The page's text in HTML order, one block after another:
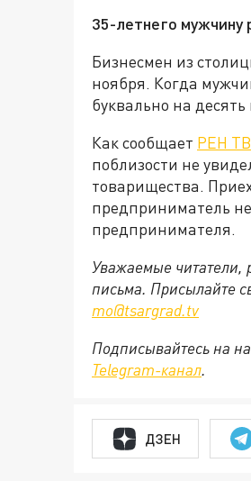
35-летнего мужчину
Бизнесмен из
ноября. Когда
буквально на
Как сообщает РЕН ТВ
поблизости не
товарищества.
предприниматель
предпринимателя.
Уважаемые читатели,
письма. Присылайте
mo@tsargrad.tv
Подписывайтесь на
Telegram-канал.
ДЗЕН